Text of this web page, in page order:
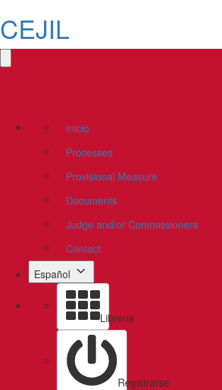
CEJIL
Inicio
Processes
Provisional Measure
Documents
Judge and/or Commissioners
Contact
Español
Libreria
Registrarse